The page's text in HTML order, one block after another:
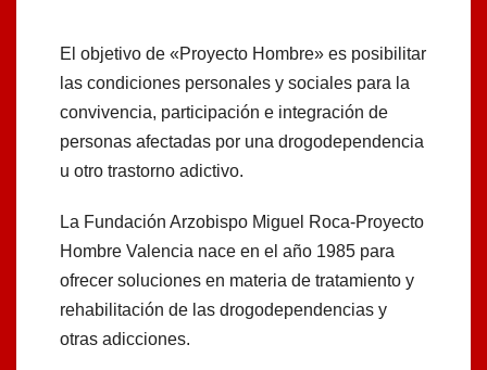
El objetivo de «Proyecto Hombre» es posibilitar
las condiciones personales y sociales para la
convivencia, participación e integración de
personas afectadas por una drogodependencia
u otro trastorno adictivo.
La Fundación Arzobispo Miguel Roca-Proyecto
Hombre Valencia nace en el año 1985 para
ofrecer soluciones en materia de tratamiento y
rehabilitación de las drogodependencias y
otras adicciones.